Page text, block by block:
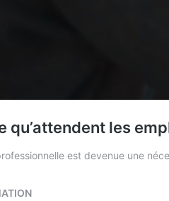
qu’attendent les
est devenue une